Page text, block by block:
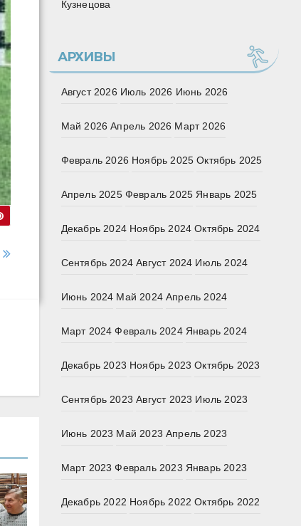
Кузнецова
АРХИВЫ
Август 2026 Июль 2026 Июнь 2026
Май 2026 Апрель 2026 Март 2026
Февраль 2026 Ноябрь 2025 Октябрь 2025
Апрель 2025 Февраль 2025 Январь 2025
Декабрь 2024 Ноябрь 2024 Октябрь 2024
Сентябрь 2024 Август 2024 Июль 2024
Июнь 2024 Май 2024 Апрель 2024
Март 2024 Февраль 2024 Январь 2024
Декабрь 2023 Ноябрь 2023 Октябрь 2023
Сентябрь 2023 Август 2023 Июль 2023
Июнь 2023 Май 2023 Апрель 2023
Март 2023 Февраль 2023 Январь 2023
Декабрь 2022 Ноябрь 2022 Октябрь 2022